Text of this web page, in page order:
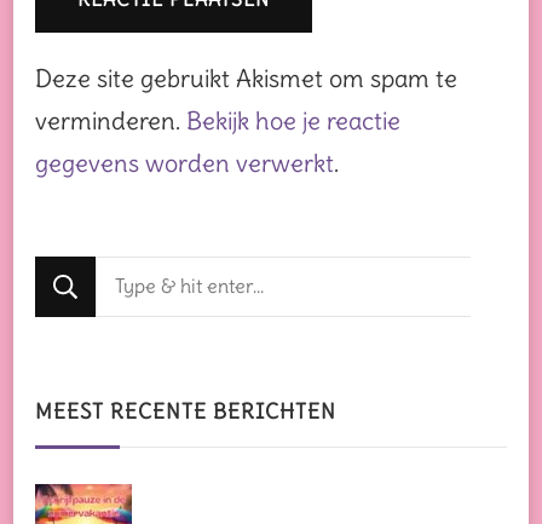
Deze site gebruikt Akismet om spam te
verminderen. Bekijk hoe je reactie
gegevens worden verwerkt.
Op
zoek
iets?
MEEST RECENTE BERICHTEN